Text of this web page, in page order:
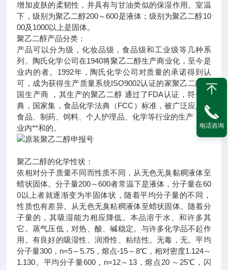
增加皮肤的柔韧性，并具有与甘油类似的保湿作用。室温
下，级别为聚乙二醇200～600是液体；级别为聚乙二醇10
00及1000以上是固体。
聚乙二醇产品分类：
产品可以分为级，化妆品级，食品级和工业级等几种系
列。陶氏化学公司在1940将聚乙二醇生产商业化，至今是
业内的者。1992年，陶氏化学公司对质量的承诺得到认
可，成为获得生产质量系统ISO9002认证的家聚乙二醇美
国生产商 ，其生产的聚乙二醇 通过了FDA认证，符合药
典，国家集，食品化学法典（FCC）标准，被广泛应用于
食品、制药、饲料、个人护理品、化学等行业的生产， 是
业内**和的。
聚乙二醇的化学性状：
依相对分子质量不同而性质不同，从无色无臭黏稠液体至
蜡状固体。分子量200～600者常温下是液体，分子量在60
0以上者就逐渐变为半固体状，随着平均分子量的不同，
性质也有差异。从无色无臭粘稠液体至蜡状固体。随着分
子量的，其吸湿能力相应降低。本品溶于水、和许多其
它。蒸气压低，对热、酸、碱稳定。与许多化学品不起作
用。有良好的吸湿性、润滑性、粘结性。无毒，无。平均
分子量300，n=5～5.75，熔点-15～8℃，相对密度1.124～
1.130。平均分子量600，n=12～13，熔点20 ～25℃，闪
电话咨询